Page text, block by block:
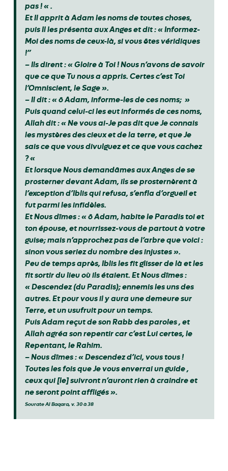
pas ! « .
Et Il apprit à Adam les noms de toutes choses,
puis Il les présenta aux Anges et dit : « Informez-
Moi des noms de ceux-là, si vous êtes véridiques
!”
– Ils dirent : « Gloire à Toi ! Nous n’avons de savoir
que ce que Tu nous a appris. Certes c’est Toi
l’Omniscient, le Sage ».
– Il dit : « ô Adam, informe-les de ces noms; »
Puis quand celui-ci les eut informés de ces noms,
Allah dit : « Ne vous ai-Je pas dit que Je connais
les mystères des cieux et de la terre, et que Je
sais ce que vous divulguez et ce que vous cachez
? «
Et lorsque Nous demandâmes aux Anges de se
prosterner devant Adam, ils se prosternèrent à
l’exception d’Iblis qui refusa, s’enfla d’orgueil et
fut parmi les infidèles.
Et Nous dîmes : « ô Adam, habite le Paradis toi et
ton épouse, et nourrissez-vous de partout à votre
guise; mais n’approchez pas de l’arbre que voici :
sinon vous seriez du nombre des injustes ».
Peu de temps après, Iblis les fit glisser de là et les
fit sortir du lieu où ils étaient. Et Nous dîmes :
« Descendez (du Paradis); ennemis les uns des
autres. Et pour vous il y aura une demeure sur
Terre, et un usufruit pour un temps.
Puis Adam reçut de son Rabb des paroles , et
Allah agréa son repentir car c’est Lui certes, le
Repentant, le Rahim.
– Nous dîmes : « Descendez d’ici, vous tous !
Toutes les fois que Je vous enverrai un guide ,
ceux qui [le] suivront n’auront rien à craindre et
ne seront point affligés ».
Sourate Al Baqara, v. 30 à 38